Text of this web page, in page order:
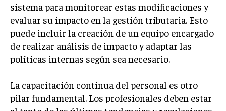
sistema para monitorear estas modificaciones y
evaluar su impacto en la gestión tributaria. Esto
puede incluir la creación de un equipo encargado
de realizar análisis de impacto y adaptar las
políticas internas según sea necesario.
La capacitación continua del personal es otro
pilar fundamental. Los profesionales deben estar